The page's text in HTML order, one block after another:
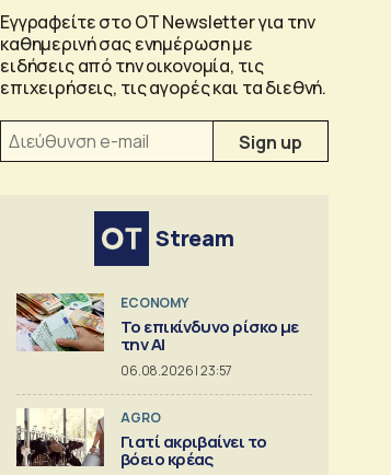
Εγγραφείτε στο OT Newsletter για την
καθημερινή σας ενημέρωση με
ειδήσεις από την οικονομία, τις
επιχειρήσεις, τις αγορές και τα διεθνή.
Stream
ECONOMY
Το επικίνδυνο ρίσκο με
την ΑΙ
06.08.2026 | 23:57
AGRO
Γιατί ακριβαίνει το
βόειο κρέας